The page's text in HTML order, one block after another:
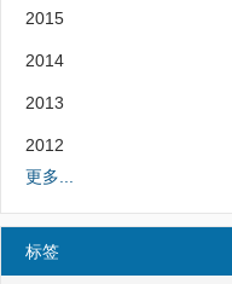
2015
2014
2013
2012
更多...
标签